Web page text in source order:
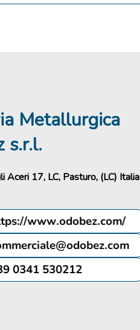
Metallurgica
s.r.l.
Aceri 17, LC, Pasturo, (LC) Italia